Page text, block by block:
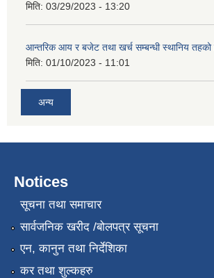
मिति: 03/29/2023 - 13:20
आन्तरिक आय र बजेट तथा खर्च सम्बन्धी स्थानिय तहको
मिति: 01/10/2023 - 11:01
अन्य
Notices
सूचना तथा समाचार
सार्वजनिक खरीद /बोलपत्र सूचना
एन, कानुन तथा निर्देशिका
कर तथा शुल्कहरु